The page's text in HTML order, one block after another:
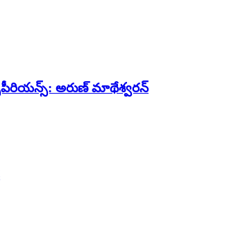
అరుణ్ మాథేశ్వరన్